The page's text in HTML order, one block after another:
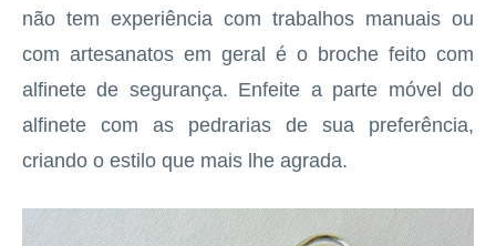
não tem experiência com trabalhos manuais ou
com artesanatos em geral é o broche feito com
alfinete de segurança. Enfeite a parte móvel do
alfinete com as pedrarias de sua preferência,
criando o estilo que mais lhe agrada.